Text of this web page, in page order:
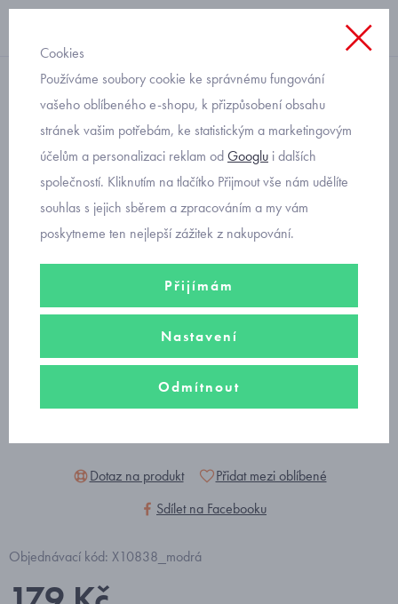
kšandy, pásky
chlapecký pásek modrý
Mayoral 10727-58
Dotaz na produkt
Přidat mezi oblíbené
Sdílet na Facebooku
Objednávací kód: X10838_modrá
Cookies
Používáme soubory cookie ke správnému fungování
vašeho oblíbeného e-shopu, k přizpůsobení obsahu
stránek vašim potřebám, ke statistickým a marketingovým
účelům a personalizaci reklam odGooglu i dalších
společností. Kliknutím na tlačítko Přijmout vše nám udělíte
souhlas s jejich sběrem a zpracováním a my vám
poskytneme ten nejlepší zážitek z nakupování.
Přijímám
Nastavení
Odmítnout